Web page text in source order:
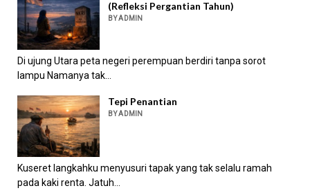
(Refleksi Pergantian Tahun)
BY ADMIN
Di ujung Utara peta negeri perempuan berdiri tanpa sorot
lampu Namanya tak...
Tepi Penantian
BY ADMIN
Kuseret langkahku menyusuri tapak yang tak selalu ramah
pada kaki renta. Jatuh...